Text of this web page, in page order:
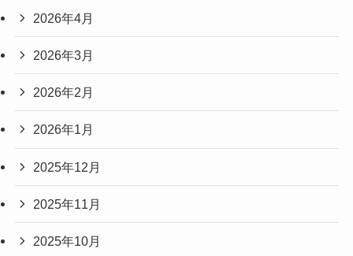
2026年4月
2026年3月
2026年2月
2026年1月
2025年12月
2025年11月
2025年10月